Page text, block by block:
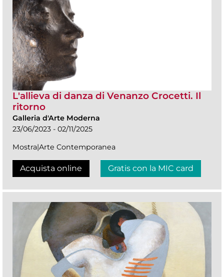
L'allieva di danza di Venanzo Crocetti. Il
ritorno
Galleria d'Arte Moderna
23/06/2023 - 02/11/2025
Mostra|Arte Contemporanea
Acquista online Gratis con la MIC card